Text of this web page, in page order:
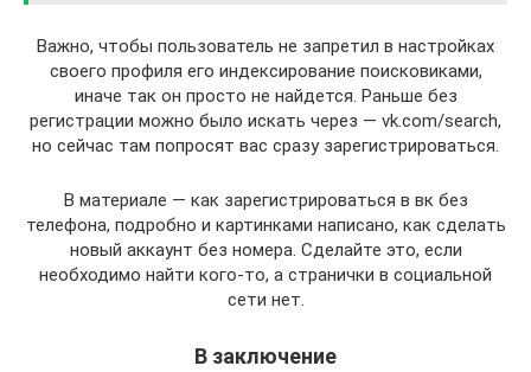
Важно, чтобы пользователь не запретил в настройках
своего профиля его индексирование поисковиками,
иначе так он просто не найдется. Раньше без
регистрации можно было искать через — vk.com/search,
но сейчас там попросят вас сразу зарегистрироваться.
В материале — как зарегистрироваться в вк без
телефона, подробно и картинками написано, как сделать
новый аккаунт без номера. Сделайте это, если
необходимо найти кого-то, а странички в социальной
сети нет.
В заключение